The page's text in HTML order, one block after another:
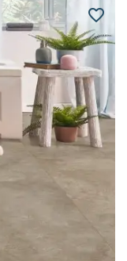
favorite_border